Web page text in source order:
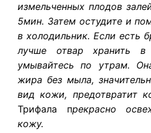
измельченных плодов
5мин. Затем остудите и
в холодильник. Если есть
лучше отвар хранить
умывайтесь по утрам.
жира без мыла,
вид кожи, предотвратит
Трифала прекрасно
кожу.